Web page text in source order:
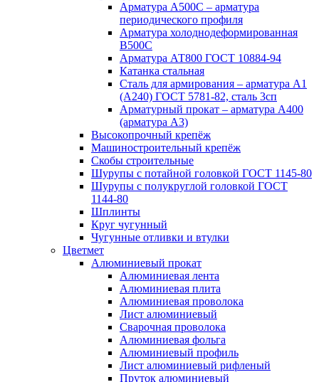
Арматура А500С – арматура
периодического профиля
Арматура холоднодеформированная
В500С
Арматура АТ800 ГОСТ 10884-94
Катанка стальная
Сталь для армирования – арматура А1
(А240) ГОСТ 5781-82, сталь 3сп
Арматурный прокат – арматура А400
(арматура А3)
Высокопрочный крепёж
Машиностроительный крепёж
Скобы строительные
Шурупы с потайной головкой ГОСТ 1145-80
Шурупы с полукруглой головкой ГОСТ
1144-80
Шплинты
Круг чугунный
Чугунные отливки и втулки
Цветмет
Алюминиевый прокат
Алюминиевая лента
Алюминиевая плита
Алюминиевая проволока
Лист алюминиевый
Сварочная проволока
Алюминиевая фольга
Алюминиевый профиль
Лист алюминиевый рифленый
Пруток алюминиевый